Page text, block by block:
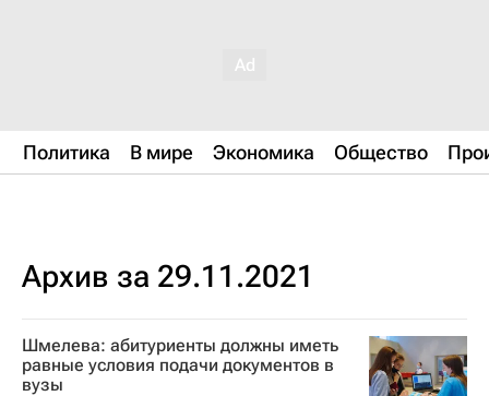
Политика В мире Экономика Общество
Архив за 29.11.2021
Шмелева: абитуриенты должны иметь
равные условия подачи документов в
вузы